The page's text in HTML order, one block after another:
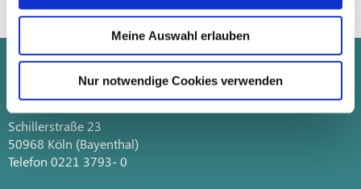
Meine Auswahl erlauben
Nur notwendige Cookies verwenden
Schillerstraße 23
50968 Köln (Bayenthal)
Telefon 0221 3793- 0